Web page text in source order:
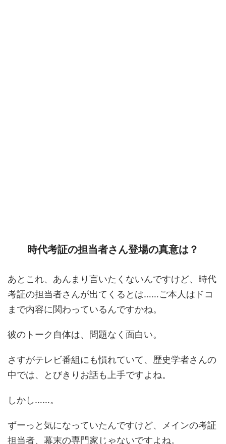
時代考証の担当者さん登場の真意は？
あとこれ、あんまり言いたくないんですけど、時代
考証の担当者さんが出てくるとは……ご本人はドコ
まで内容に関わっているんですかね。
彼のトーク自体は、問題なく面白い。
さすがテレビ番組にも慣れていて、歴史学者さんの
中では、とびきりお話も上手ですよね。
しかし……。
ずーっと気になっていたんですけど、メインの考証
担当者、幕末の専門家じゃないですよね。